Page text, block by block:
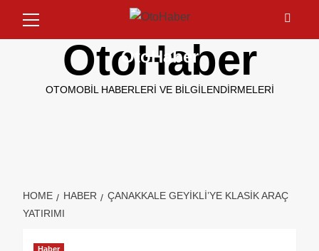
OtoHaber
OTOMOBIL HABERLERI VE BILGILENDIRMELERI
OtoHaber
HOME HABER
ÇANAKKALE GEYIKLI’YE KLASIK ARAÇ
YATIRIMI
Haber